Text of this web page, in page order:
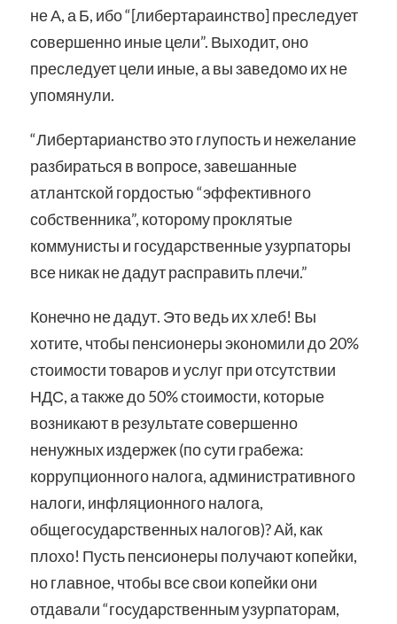
не А, а Б, ибо “[либертараинство] преследует
совершенно иные цели”. Выходит, оно
преследует цели иные, а вы заведомо их не
упомянули.
“Либертарианство это глупость и нежелание
разбираться в вопросе, завешанные
атлантской гордостью “эффективного
собственника”, которому проклятые
коммунисты и государственные узурпаторы
все никак не дадут расправить плечи.”
Конечно не дадут. Это ведь их хлеб! Вы
хотите, чтобы пенсионеры экономили до 20%
стоимости товаров и услуг при отсутствии
НДС, а также до 50% стоимости, которые
возникают в результате совершенно
ненужных издержек (по сути грабежа:
коррупционного налога, административного
налоги, инфляционного налога,
общегосударственных налогов)? Ай, как
плохо! Пусть пенсионеры получают копейки,
но главное, чтобы все свои копейки они
отдавали “государственным узурпаторам,